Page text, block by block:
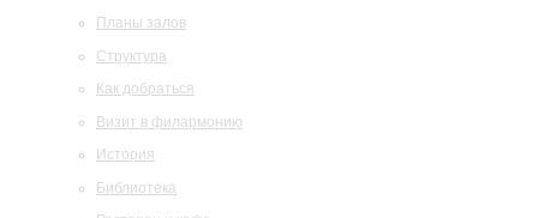
Планы залов
Структура
Как добраться
Визит в филармонию
История
Библиотека